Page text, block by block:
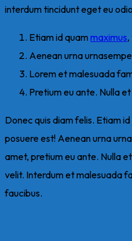
interdum tincidunt eget eu
Etiam id quammaximus
Aenean urna
Lorem et malesuada
Pretium eu ante. Nulla
Donec quis diam felis. Etiam
posuere est! Aenean urna
amet, pretium eu ante. Nulla
velit. Interdum et malesuada
faucibus.